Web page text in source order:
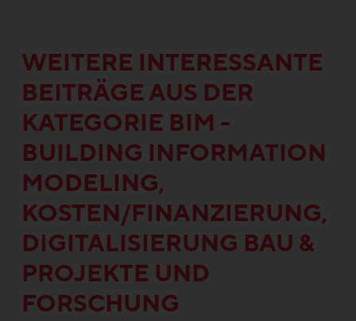
WEITERE INTERESSANTE
BEITRÄGE AUS DER
KATEGORIE BIM -
BUILDING INFORMATION
MODELING,
KOSTEN/FINANZIERUNG,
DIGITALISIERUNG BAU &
PROJEKTE UND
FORSCHUNG